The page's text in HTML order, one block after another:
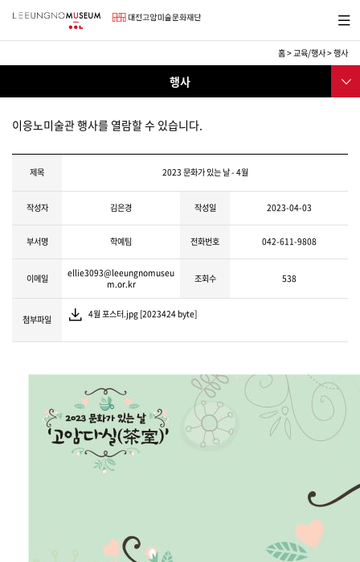
메
소
교
행사
보도자료
채용공고
이응노미술대회
후원
홈>교육/행사>행사
행사
이응노미술관 행사를 열람할 수 있습니다.
제목 2023 문화가 있는 날 - 4월
작성자 김은경 작성일 2023-04-03
부서명 학예팀 전화번호 042-611-9808
이메일
ellie3093@leeungnomuseu
m.or.kr
조회수 538
첨부파일 4월 포스터.jpg [2023424 byte]